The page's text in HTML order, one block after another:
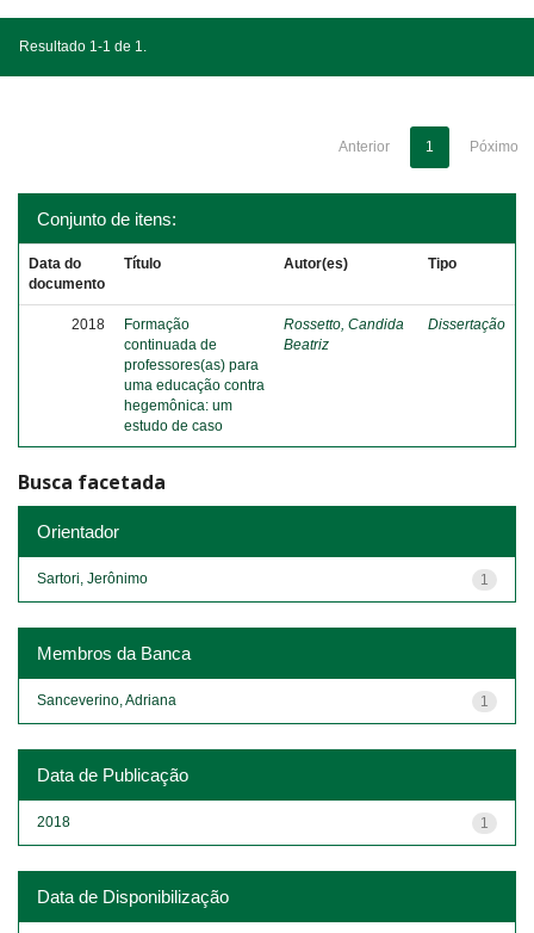
Resultado 1-1 de 1.
Anterior 1 Póximo
Conjunto de itens:
Data do
documento
Título Autor(es) Tipo
2018
Formação
continuada de
professores(as) para
uma educação contra
hegemônica: um
estudo de caso
Rossetto, Candida
Beatriz
Dissertação
Busca facetada
Orientador
1
Sartori, Jerônimo
Membros da Banca
1
Sanceverino, Adriana
Data de Publicação
1
2018
Data de Disponibilização